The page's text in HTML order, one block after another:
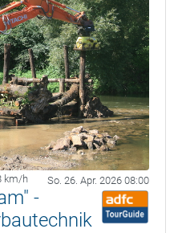
km/h So. 26. Apr. 2026 08:00
-